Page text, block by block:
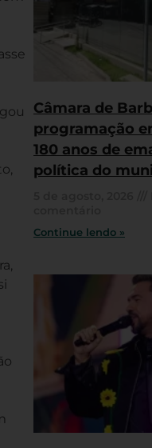
Câmara de
programação
180 anos de
política do
Continue lendo »